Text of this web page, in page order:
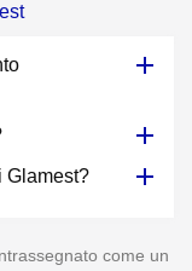
Glamest?
come un